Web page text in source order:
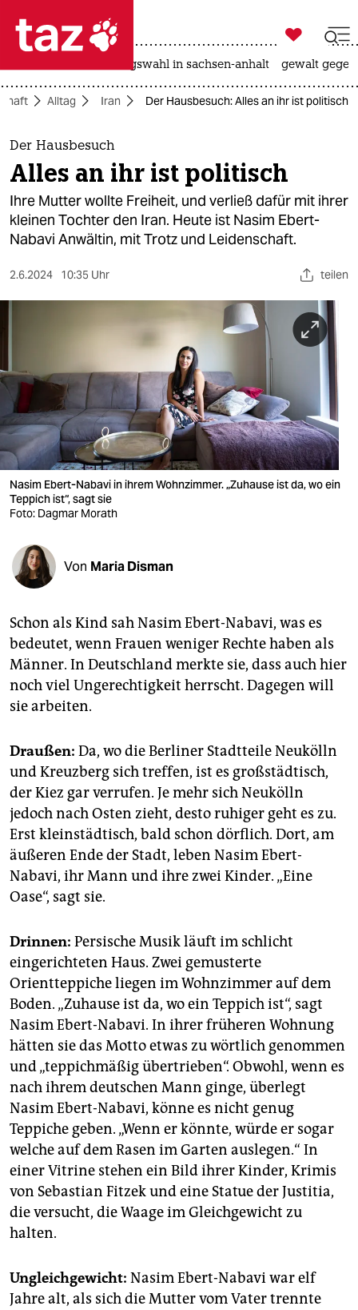
 taz zahl ich
taz zahl ich
themen
politik
öko
nord
wahrheit
verlag
verlag
shop
fragen & hilfe
unterstützen
abo
genossenschaft

taz zahl ich
landtagswahl in sachsen-anhalt gewalt
Alltag Iran Der Hausbesuch: Alles an ihr ist politisch
Der Hausbesuch
Alles an ihr ist politisch
Ihre Mutter wollte Freiheit, und verließ dafür mit ihrer
kleinen Tochter den Iran. Heute ist Nasim Ebert-
Nabavi Anwältin, mit Trotz und Leidenschaft.
2.6.2024 10:35 Uhr teilen
Nasim Ebert-Nabavi in ihrem Wohnzimmer. „Zuhause ist da, wo ein
Teppich ist“, sagt sie
Foto: Dagmar Morath
Von Maria Disman
Schon als Kind sah Nasim Ebert-Nabavi, was es
bedeutet, wenn Frauen weniger Rechte haben als
Männer. In Deutschland merkte sie, dass auch hier
noch viel Ungerechtigkeit herrscht. Dagegen will
sie arbeiten.
Draußen: Da, wo die Berliner Stadtteile Neukölln
und Kreuzberg sich treffen, ist es großstädtisch,
der Kiez gar verrufen. Je mehr sich Neukölln
jedoch nach Osten zieht, desto ruhiger geht es zu.
Erst kleinstädtisch, bald schon dörflich. Dort, am
äußeren Ende der Stadt, leben Nasim Ebert-
Nabavi, ihr Mann und ihre zwei Kinder. „Eine
Oase“, sagt sie.
Drinnen: Persische Musik läuft im schlicht
eingerichteten Haus. Zwei gemusterte
Orientteppiche liegen im Wohnzimmer auf dem
Boden. „Zuhause ist da, wo ein Teppich ist“, sagt
Nasim Ebert-Nabavi. In ihrer früheren Wohnung
hätten sie das Motto etwas zu wörtlich genommen
und „teppichmäßig übertrieben“. Obwohl, wenn es
nach ihrem deutschen Mann ginge, überlegt
Nasim Ebert-Nabavi, könne es nicht genug
Teppiche geben. „Wenn er könnte, würde er sogar
welche auf dem Rasen im Garten auslegen.“ In
einer Vitrine stehen ein Bild ihrer Kinder, Krimis
von Sebastian Fitzek und eine Statue der Justitia,
die versucht, die Waage im Gleichgewicht zu
halten.
Ungleichgewicht: Nasim Ebert-Nabavi war elf
Jahre alt, als sich die Mutter vom Vater trennte